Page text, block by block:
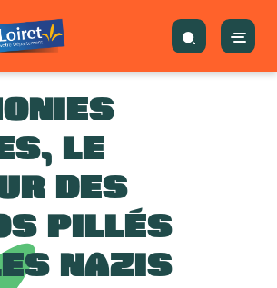
LE
DES
PILLÉS
NAZIS